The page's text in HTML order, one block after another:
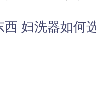
西 妇洗器如何